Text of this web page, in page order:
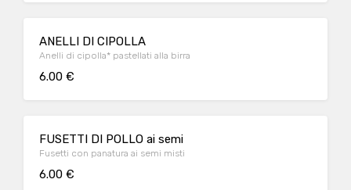
ANELLI DI CIPOLLA
Anelli di cipolla* pastellati alla birra
6.00 €
FUSETTI DI POLLO ai semi
Fusetti con panatura ai semi misti
6.00 €